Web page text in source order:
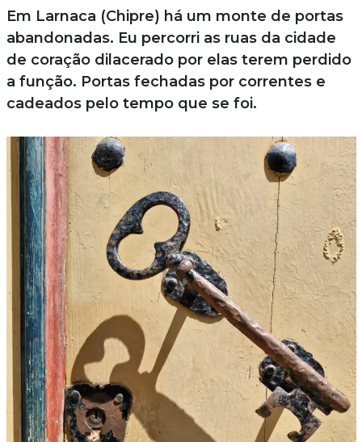
Em Larnaca (Chipre) há um monte de portas
abandonadas. Eu percorri as ruas da cidade
de coração dilacerado por elas terem perdido
a função. Portas fechadas por correntes e
cadeados pelo tempo que se foi.